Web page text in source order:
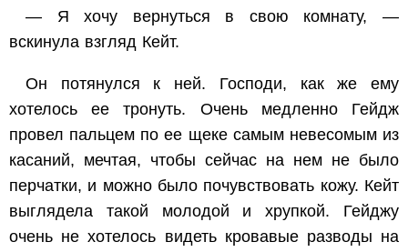
— Я хочу вернуться в свою комнату, —
вскинула взгляд Кейт.
Он потянулся к ней. Господи, как же ему
хотелось ее тронуть. Очень медленно Гейдж
провел пальцем по ее щеке самым невесомым из
касаний, мечтая, чтобы сейчас на нем не было
перчатки, и можно было почувствовать кожу. Кейт
выглядела такой молодой и хрупкой. Гейджу
очень не хотелось видеть кровавые разводы на